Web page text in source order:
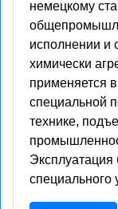
немецкому
исполнении и
химически
применяется
специальной
технике,
Эксплуатация
специального